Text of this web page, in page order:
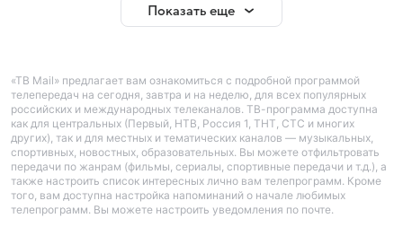
Показать еще
«ТВ Mail» предлагает вам ознакомиться с подробной программой
телепередач на сегодня, завтра и на неделю, для всех популярных
российских и международных телеканалов. ТВ-программа доступна
как для центральных (Первый, НТВ, Россия 1, ТНТ, СТС и многих
других), так и для местных и тематических каналов — музыкальных,
спортивных, новостных, образовательных. Вы можете отфильтровать
передачи по жанрам (фильмы, сериалы, спортивные передачи и т.д.), а
также настроить список интересных лично вам телепрограмм. Кроме
того, вам доступна настройка напоминаний о начале любимых
телепрограмм. Вы можете настроить уведомления по почте.